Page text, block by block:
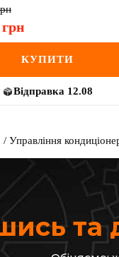
грн
КУПИТИ
Відправка 12.08
Управління
та